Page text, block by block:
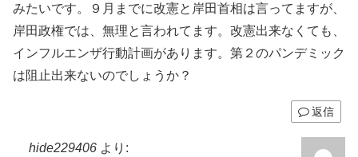
みたいです。９月までに改憲と岸田首相は言ってますが、
岸田政権では、無理と言われてます。改憲出来なくても、
インフルエンザ行動計画があります。第２のパンデミック
は阻止出来ないのでしょうか？
返信
hide229406 より: